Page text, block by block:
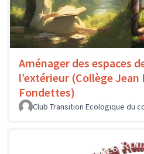
Aménager des espaces
l’extérieur (Collège Jean
Fondettes)
Club Transition Ecologique du